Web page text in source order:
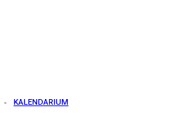
KALENDARIUM